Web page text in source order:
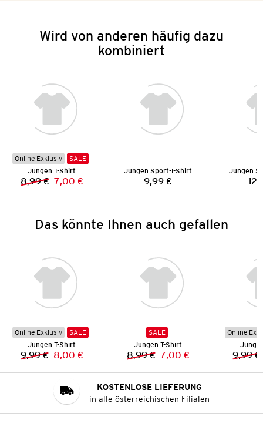
Wird von anderen häufig dazu
kombiniert
Online Exklusiv
SALE
Jungen T-Shirt
Vorheriger Preis:
8,99 € Neuer Preis:
7,00 €
Jungen Sport-T-Shirt
Preis:
9,99 €
Jungen
Das könnte Ihnen auch gefallen
Online Exklusiv
SALE
Jungen T-Shirt
Vorheriger Preis:
9,99 € Neuer Preis:
8,00 €
SALE
Jungen T-Shirt
Vorheriger Preis:
8,99 € Neuer Preis:
7,00 €
Online
9,99 €
KOSTENLOSE LIEFERUNG
in alle österreichischen Filialen